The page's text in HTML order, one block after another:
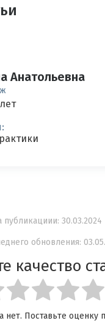
Анатольевна
публикациии: 30.03.2024
обновления:
качество
нет. Поставьте оценку